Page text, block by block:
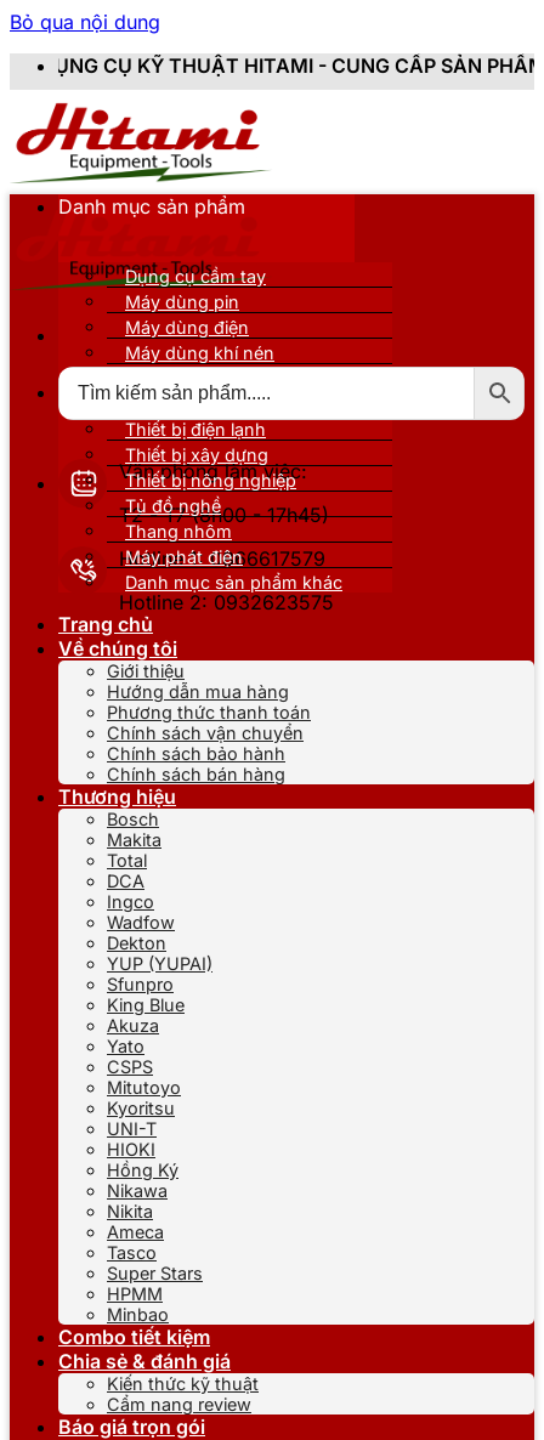
Bỏ qua nội dung
HITAMI - CUNG CẤP SẢN PHẨM CHÍNH HÃNG,
Văn phòng làm việc:
T2 - T7 (8h00 - 17h45)
Hotline 1: 0866617579
Hotline 2: 0932623575
Danh mục sản phẩm
Dụng cụ cầm tay
Máy dùng pin
Máy dùng điện
Máy dùng khí nén
Thiết bị nâng đỡ
Thiết bị điện lạnh
Thiết bị xây dựng
Thiết bị nông nghiệp
Tủ đồ nghề
Thang nhôm
Máy phát điện
Danh mục sản phẩm khác
Trang chủ
Về chúng tôi
Giới thiệu
Hướng dẫn mua hàng
Phương thức thanh toán
Chính sách vận chuyển
Chính sách bảo hành
Chính sách bán hàng
Thương hiệu
Bosch
Makita
Total
DCA
Ingco
Wadfow
Dekton
YUP (YUPAI)
Sfunpro
King Blue
Akuza
Yato
CSPS
Mitutoyo
Kyoritsu
UNI-T
HIOKI
Hồng Ký
Nikawa
Nikita
Ameca
Tasco
Super Stars
HPMM
Minbao
Combo tiết kiệm
Chia sẻ & đánh giá
Kiến thức kỹ thuật
Cẩm nang review
Báo giá trọn gói